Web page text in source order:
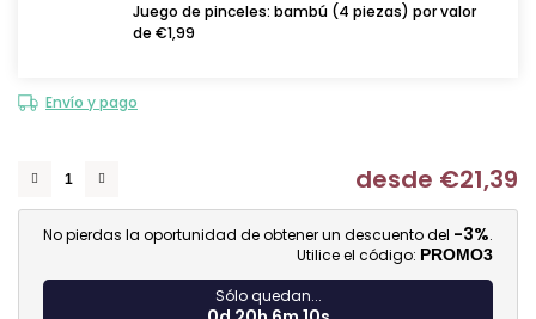
Juego de pinceles: bambú (4 piezas) por valor
de €1,99
Envío y pago
desde €21,39
No pierdas la oportunidad de obtener un descuento del -3%.
Utilice el código: PROMO3
Sólo quedan...